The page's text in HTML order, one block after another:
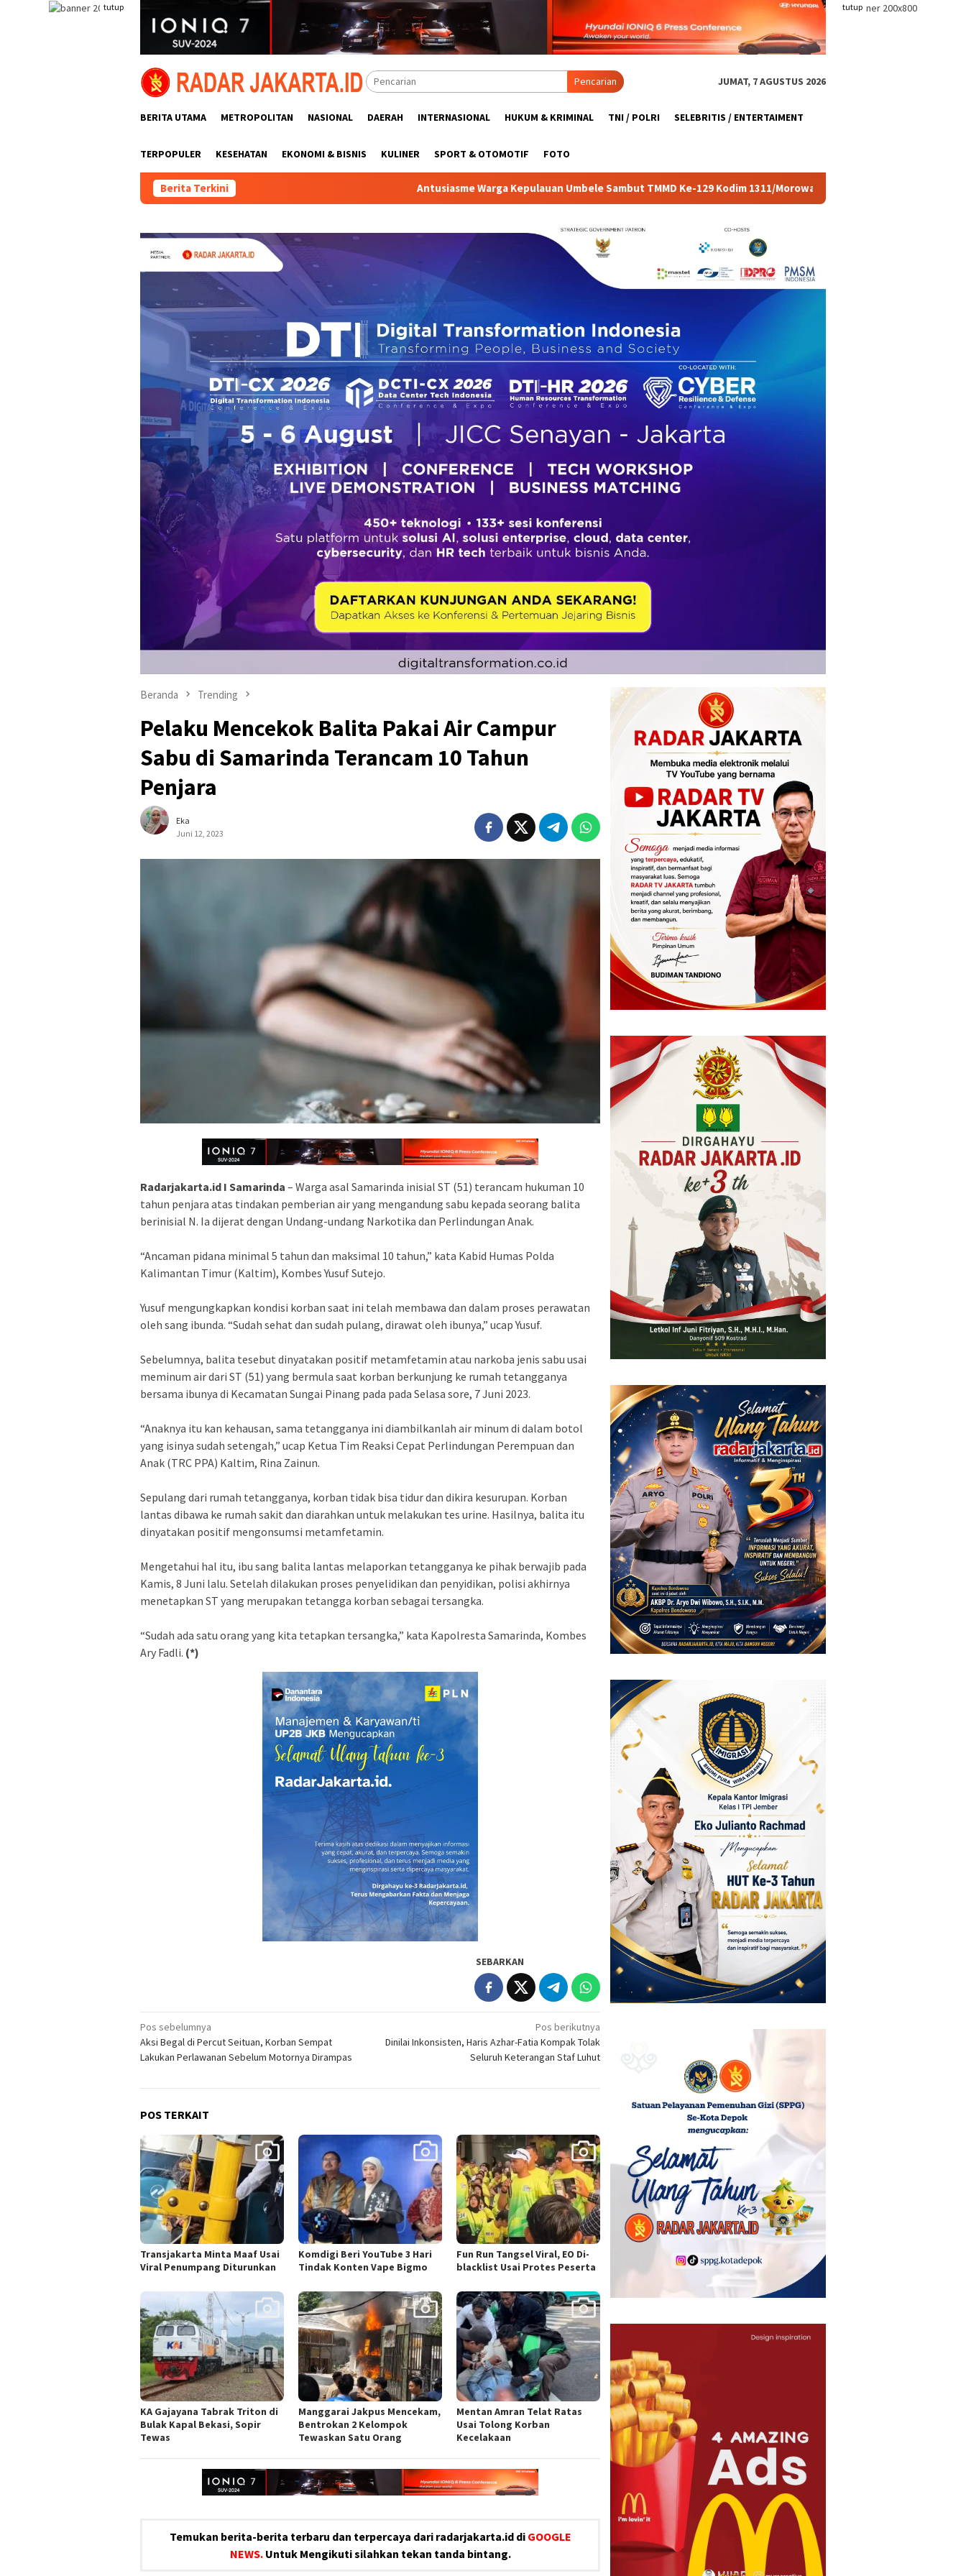
tutup tutup
Pencarian JUMAT, 7 AGUSTUS 2026
BERITA UTAMA METROPOLITAN NASIONAL DAERAH INTERNASIONAL HUKUM & KRIMINAL TNI / POLRI SELEBRITIS / ENTERTAIMENT
TERPOPULER KESEHATAN EKONOMI & BISNIS KULINER SPORT & OTOMOTIF FOTO
Berita Terkini Antusiasme Warga Kepulauan Umbele Sambut TMMD Ke-129 Kodim 1311/Morowali Apel Pagi Operator Alat Berat, Langkah Awal
Beranda Trending
Pelaku Mencekok Balita Pakai Air Campur
Sabu di Samarinda Terancam 10 Tahun
Penjara
Eka
Juni 12, 2023
Radarjakarta.id I Samarinda – Warga asal Samarinda inisial ST (51) terancam hukuman 10
tahun penjara atas tindakan pemberian air yang mengandung sabu kepada seorang balita
berinisial N. Ia dijerat dengan Undang-undang Narkotika dan Perlindungan Anak.
“Ancaman pidana minimal 5 tahun dan maksimal 10 tahun,” kata Kabid Humas Polda
Kalimantan Timur (Kaltim), Kombes Yusuf Sutejo.
Yusuf mengungkapkan kondisi korban saat ini telah membawa dan dalam proses perawatan
oleh sang ibunda. “Sudah sehat dan sudah pulang, dirawat oleh ibunya,” ucap Yusuf.
Sebelumnya, balita tesebut dinyatakan positif metamfetamin atau narkoba jenis sabu usai
meminum air dari ST (51) yang bermula saat korban berkunjung ke rumah tetangganya
bersama ibunya di Kecamatan Sungai Pinang pada pada Selasa sore, 7 Juni 2023.
“Anaknya itu kan kehausan, sama tetangganya ini diambilkanlah air minum di dalam botol
yang isinya sudah setengah,” ucap Ketua Tim Reaksi Cepat Perlindungan Perempuan dan
Anak (TRC PPA) Kaltim, Rina Zainun.
Sepulang dari rumah tetangganya, korban tidak bisa tidur dan dikira kesurupan. Korban
lantas dibawa ke rumah sakit dan diarahkan untuk melakukan tes urine. Hasilnya, balita itu
dinyatakan positif mengonsumsi metamfetamin.
Mengetahui hal itu, ibu sang balita lantas melaporkan tetangganya ke pihak berwajib pada
Kamis, 8 Juni lalu. Setelah dilakukan proses penyelidikan dan penyidikan, polisi akhirnya
menetapkan ST yang merupakan tetangga korban sebagai tersangka.
“Sudah ada satu orang yang kita tetapkan tersangka,” kata Kapolresta Samarinda, Kombes
Ary Fadli. (*)
SEBARKAN
Navigasi
pos
Pos sebelumnya
Aksi Begal di Percut Seituan, Korban Sempat
Lakukan Perlawanan Sebelum Motornya Dirampas
Pos berikutnya
Dinilai Inkonsisten, Haris Azhar-Fatia Kompak Tolak
Seluruh Keterangan Staf Luhut
POS TERKAIT
Transjakarta Minta Maaf Usai
Viral Penumpang Diturunkan
Komdigi Beri YouTube 3 Hari
Tindak Konten Vape Bigmo
Fun Run Tangsel Viral, EO Di-
blacklist Usai Protes Peserta
KA Gajayana Tabrak Triton di
Bulak Kapal Bekasi, Sopir
Tewas
Manggarai Jakpus Mencekam,
Bentrokan 2 Kelompok
Tewaskan Satu Orang
Mentan Amran Telat Ratas
Usai Tolong Korban
Kecelakaan
Temukan berita-berita terbaru dan terpercaya dari radarjakarta.id di GOOGLE
NEWS. Untuk Mengikuti silahkan tekan tanda bintang.